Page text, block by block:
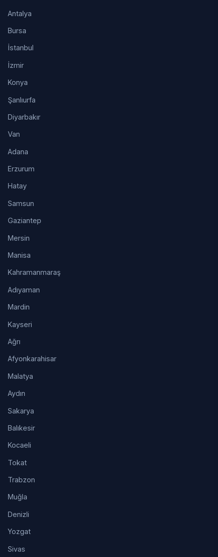
Antalya
Bursa
İstanbul
İzmir
Konya
Şanlıurfa
Diyarbakır
Van
Adana
Erzurum
Hatay
Samsun
Gaziantep
Mersin
Manisa
Kahramanmaraş
Adıyaman
Mardin
Kayseri
Ağrı
Afyonkarahisar
Malatya
Aydın
Sakarya
Balıkesir
Kocaeli
Tokat
Trabzon
Muğla
Denizli
Yozgat
Sivas